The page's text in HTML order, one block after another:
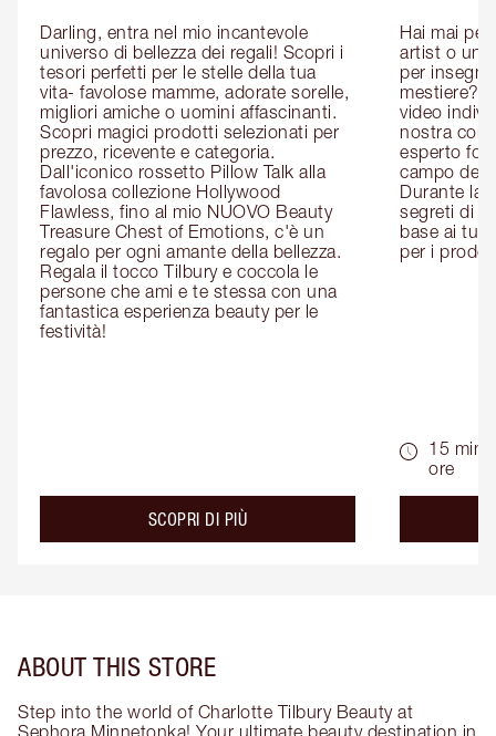
Darling, entra nel mio incantevole
universo di bellezza dei regali! Scopri i
tesori perfetti per le stelle della tua
vita- favolose mamme, adorate sorelle,
migliori amiche o uomini affascinanti.
Scopri magici prodotti selezionati per
prezzo, ricevente e categoria.
Dall'iconico rossetto Pillow Talk alla
favolosa collezione Hollywood
Flawless, fino al mio NUOVO Beauty
Treasure Chest of Emotions, c'è un
regalo per ogni amante della bellezza.
Regala il tocco Tilbury e coccola le
persone che ami e te stessa con una
fantastica esperienza beauty per le
festività!
SCOPRI DI PIÙabout the
Hai mai
artist o un
per
mestiere?
video
nostra
esperto
campo del
Durante la
segreti di
base ai
per i
15 min
ore
ABOUT THIS STORE
Step into the world of Charlotte Tilbury Beauty at